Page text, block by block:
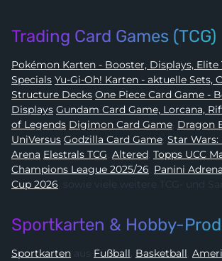
Trading Card Games (TCG)
Pokémon Karten - Booster, Displays, Elite Trainer Boxen &
Specials Yu-Gi-Oh! Karten - aktuelle Sets, Core Booster &
Structure Decks One Piece Card Game - Booster &
Displays Gundam Card Game, Lorcana, Riftbound: League
of Legends
Digimon Card Game,
UniVersus
Godzilla Card Game, Star
Arena
Elestrals TCG, Altered, Topps UCC
Champions League 2025/26, Panini
Cup 2026, sowie viele weitere TCG- und
Sportkarten & Hobby-
Sportkarten aus Fußball, Basketball,